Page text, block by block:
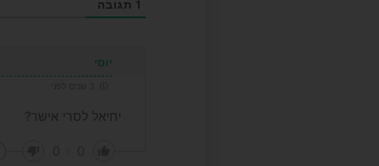
1 תגובה
יוסי
יחיאל לסרי אישר?